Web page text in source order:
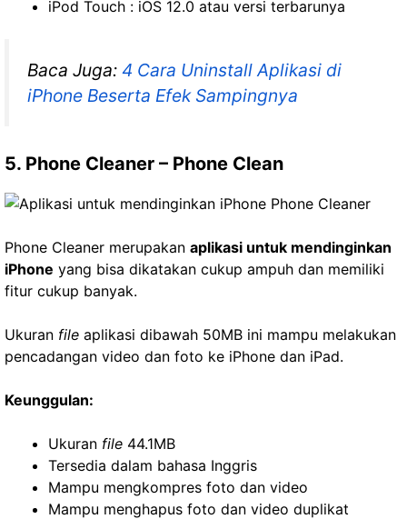
iPod Touch : iOS 12.0 atau versi terbarunya
Baca Juga: 4 Cara Uninstall Aplikasi di
iPhone Beserta Efek Sampingnya
5. Phone Cleaner – Phone Clean
Phone Cleaner merupakan aplikasi untuk mendinginkan
iPhone yang bisa dikatakan cukup ampuh dan memiliki
fitur cukup banyak.
Ukuran file aplikasi dibawah 50MB ini mampu melakukan
pencadangan video dan foto ke iPhone dan iPad.
Keunggulan:
Ukuran file 44.1MB
Tersedia dalam bahasa Inggris
Mampu mengkompres foto dan video
Mampu menghapus foto dan video duplikat